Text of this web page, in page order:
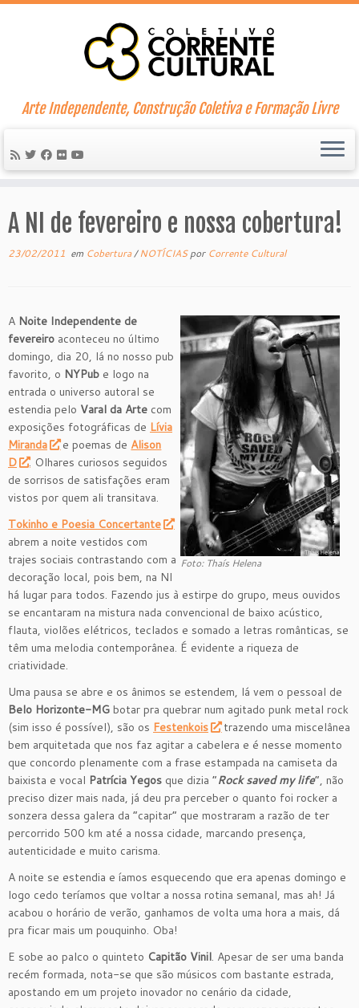
Skip
Arte Independente, Construção Coletiva e Formação Livre
A NI de fevereiro e nossa cobertura!
23/02/2011 em Cobertura/NOTÍCIASpor Corrente Cultural
Foto: Thaís Helena
A Noite Independente de
fevereiro aconteceu no último
domingo, dia 20, lá no nosso pub
favorito, o NYPub e logo na
entrada o universo autoral se
estendia pelo Varal da Arte com
exposições fotográficas de Lívia
Miranda
e poemas de Alison
D
. Olhares curiosos seguidos
de sorrisos de satisfações eram
vistos por quem ali transitava.
Tokinho e Poesia Concertante
abrem a noite vestidos com
trajes sociais contrastando com a
decoração local, pois bem, na NI
há lugar para todos. Fazendo jus à estirpe do grupo, meus ouvidos
se encantaram na mistura nada convencional de baixo acústico,
flauta, violões elétricos, teclados e somado a letras românticas, se
têm uma melodia contemporânea. É evidente a riqueza de
criatividade.
Uma pausa se abre e os ânimos se estendem, lá vem o pessoal de
Belo Horizonte-MG botar pra quebrar num agitado punk metal rock
(sim isso é possível), são os Festenkois
trazendo uma miscelânea
bem arquitetada que nos faz agitar a cabelera e é nesse momento
que concordo plenamente com a frase estampada na camiseta da
baixista e vocal Patrícia Yegos que dizia “Rock saved my life”, não
preciso dizer mais nada, já deu pra perceber o quanto foi rocker a
sonzera dessa galera da “capitar” que mostraram a razão de ter
percorrido 500 km até a nossa cidade, marcando presença,
autenticidade e muito carisma.
A noite se estendia e íamos esquecendo que era apenas domingo e
logo cedo teríamos que voltar a nossa rotina semanal, mas ah! Já
acabou o horário de verão, ganhamos de volta uma hora a mais, dá
pra ficar mais um pouquinho. Oba!
E sobe ao palco o quinteto Capitão Vinil. Apesar de ser uma banda
recém formada, nota-se que são músicos com bastante estrada,
apostando em um projeto inovador no cenário da cidade,